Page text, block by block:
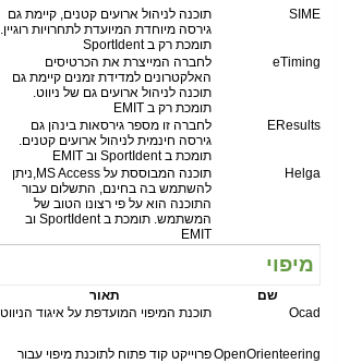
SIME
תוכנה לניהול ארועים קטנים, קיימת גם
גירסה מיוחדת המיועדת לתחרויות רוגיין.
תומכת רק ב SportIdent
eTiming
לחברה המייצרת את הכרטיסים
האלקטרונים למדידת זמנים קיימת גם
תוכנה לניהול ארועים גם של ניווט.
תומכת רק ב EMIT
EResults
לחברה זו מספר גירסאות בינהן גם
גירסה חינמית לניהול ארועים קטנים.
תומכת ב SportIdent וב EMIT
Helga
תוכנה המבוססת על MS Access,ניתן
להשתמש בה בחינם, התשלום עבור
התוכנה הוא על פי רצונו הטוב של
המשתמש. תומכת ב SportIdent וב
EMIT
מיפוי
שם תאור
Ocad
תוכנת המיפוי המועדפת על איגוד הניווט
OpenOrienteeringפרוייקט קוד פתוח לתוכנת מיפוי עבור